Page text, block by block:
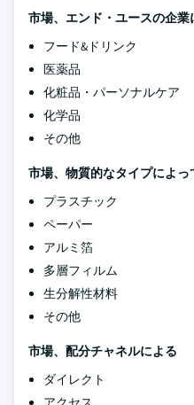
市場、エンド・ユースの企業
フード&ドリンク
医薬品
化粧品・パーソナルケア
化学品
その他
市場、物質的なタイプによっ
プラスチック
ペーパー
アルミ箔
多層フィルム
生分解性材料
その他
市場、配分チャネルによる
ダイレクト